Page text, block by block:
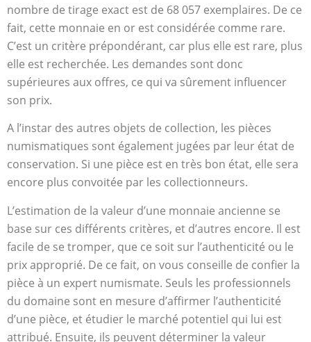
nombre de tirage exact est de 68 057 exemplaires. De ce
fait, cette monnaie en or est considérée comme rare.
C’est un critère prépondérant, car plus elle est rare, plus
elle est recherchée. Les demandes sont donc
supérieures aux offres, ce qui va sûrement influencer
son prix.
A l’instar des autres objets de collection, les pièces
numismatiques sont également jugées par leur état de
conservation. Si une pièce est en très bon état, elle sera
encore plus convoitée par les collectionneurs.
L’estimation de la valeur d’une monnaie ancienne se
base sur ces différents critères, et d’autres encore. Il est
facile de se tromper, que ce soit sur l’authenticité ou le
prix approprié. De ce fait, on vous conseille de confier la
pièce à un expert numismate. Seuls les professionnels
du domaine sont en mesure d’affirmer l’authenticité
d’une pièce, et étudier le marché potentiel qui lui est
attribué. Ensuite, ils peuvent déterminer la valeur